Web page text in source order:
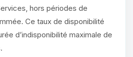
hors périodes de
Ce taux de disponibilité
d’indisponibilité maximale de